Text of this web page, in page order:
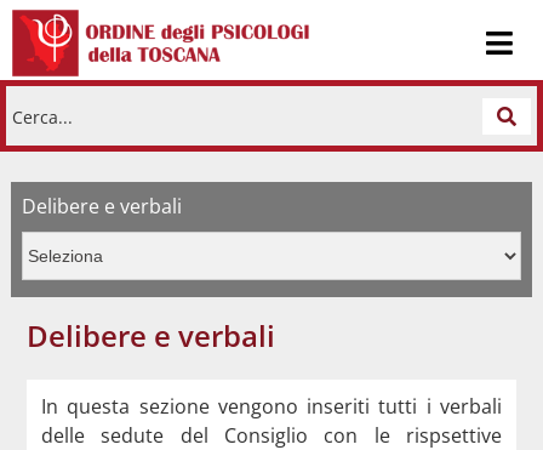
Cerca...
Delibere e verbali
Delibere e verbali
In questa sezione vengono inseriti tutti i verbali
delle sedute del Consiglio con le rispsettive